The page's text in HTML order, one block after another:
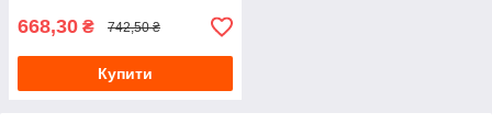
668,30 ₴ 742,50 ₴
Купити